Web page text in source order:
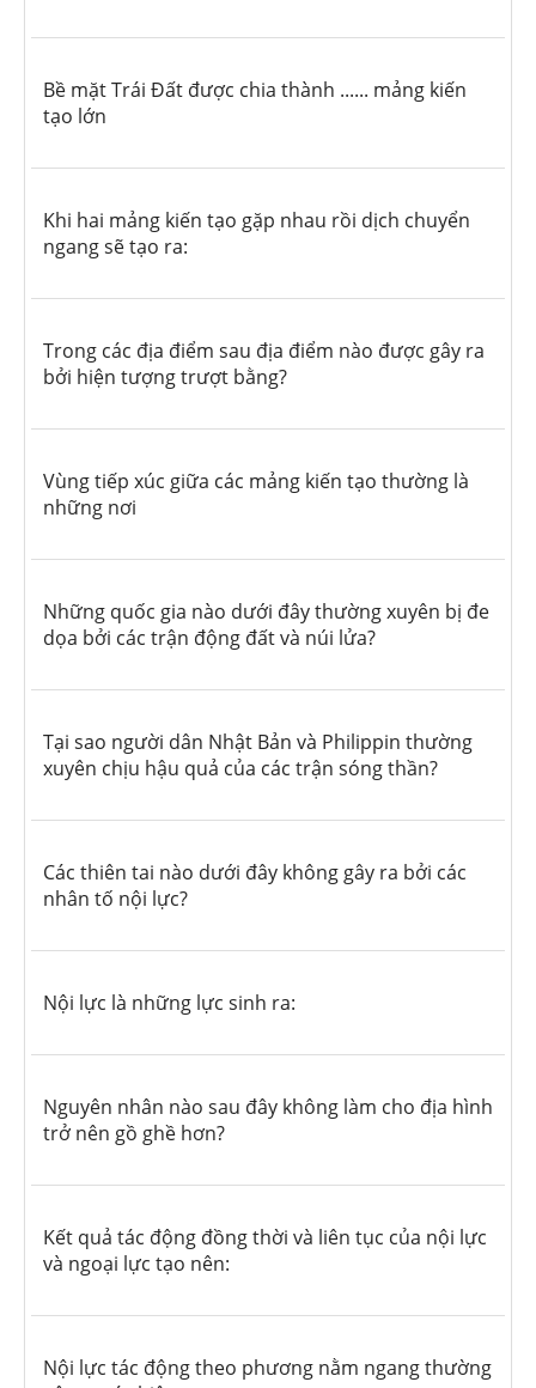
Bề mặt Trái Đất được chia thành ...... mảng kiến
tạo lớn
Khi hai mảng kiến tạo gặp nhau rồi dịch chuyển
ngang sẽ tạo ra:
Trong các địa điểm sau địa điểm nào được gây ra
bởi hiện tượng trượt bằng?
Vùng tiếp xúc giữa các mảng kiến tạo thường là
những nơi
Những quốc gia nào dưới đây thường xuyên bị đe
dọa bởi các trận động đất và núi lửa?
Tại sao người dân Nhật Bản và Philippin thường
xuyên chịu hậu quả của các trận sóng thần?
Các thiên tai nào dưới đây không gây ra bởi các
nhân tố nội lực?
Nội lực là những lực sinh ra:
Nguyên nhân nào sau đây không làm cho địa hình
trở nên gồ ghề hơn?
Kết quả tác động đồng thời và liên tục của nội lực
và ngoại lực tạo nên:
Nội lực tác động theo phương nằm ngang thường